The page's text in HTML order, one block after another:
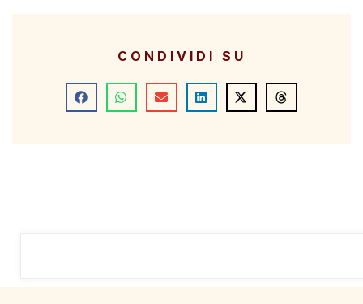
CONDIVIDI SU